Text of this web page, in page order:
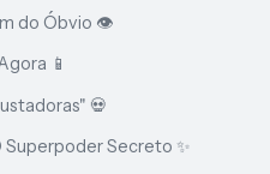
do Óbvio 👁️
📱
💀
Secreto ✨